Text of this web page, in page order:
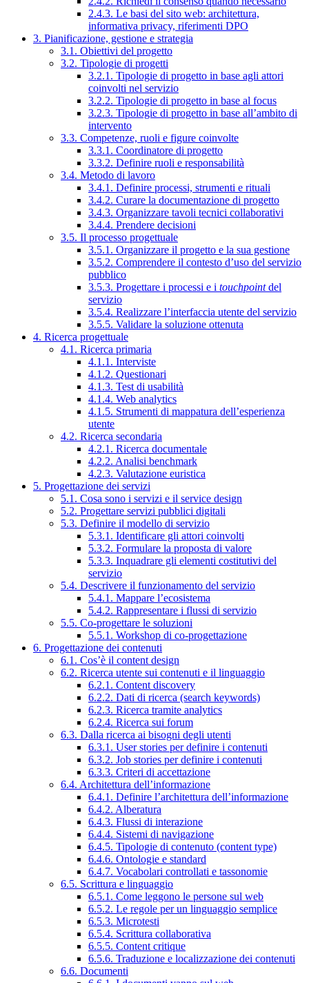
2.4.3. Le basi del sito web: architettura,
informativa privacy, riferimenti DPO
3. Pianificazione, gestione e strategia
3.1. Obiettivi del progetto
3.2. Tipologie di progetti
3.2.1. Tipologie di progetto in base agli attori
coinvolti nel servizio
3.2.2. Tipologie di progetto in base al focus
3.2.3. Tipologie di progetto in base all’ambito di
intervento
3.3. Competenze, ruoli e figure coinvolte
3.3.1. Coordinatore di progetto
3.3.2. Definire ruoli e responsabilità
3.4. Metodo di lavoro
3.4.1. Definire processi, strumenti e rituali
3.4.2. Curare la documentazione di progetto
3.4.3. Organizzare tavoli tecnici collaborativi
3.4.4. Prendere decisioni
3.5. Il processo progettuale
3.5.1. Organizzare il progetto e la sua gestione
3.5.2. Comprendere il contesto d’uso del servizio
pubblico
3.5.3. Progettare i processi e i touchpointdel
servizio
3.5.4. Realizzare l’interfaccia utente del servizio
3.5.5. Validare la soluzione ottenuta
4. Ricerca progettuale
4.1. Ricerca primaria
4.1.1. Interviste
4.1.2. Questionari
4.1.3. Test di usabilità
4.1.4. Web analytics
4.1.5. Strumenti di mappatura dell’esperienza
utente
4.2. Ricerca secondaria
4.2.1. Ricerca documentale
4.2.2. Analisi benchmark
4.2.3. Valutazione euristica
5. Progettazione dei servizi
5.1. Cosa sono i servizi e il service design
5.2. Progettare servizi pubblici digitali
5.3. Definire il modello di servizio
5.3.1. Identificare gli attori coinvolti
5.3.2. Formulare la proposta di valore
5.3.3. Inquadrare gli elementi costitutivi del
servizio
5.4. Descrivere il funzionamento del servizio
5.4.1. Mappare l’ecosistema
5.4.2. Rappresentare i flussi di servizio
5.5. Co-progettare le soluzioni
5.5.1. Workshop di co-progettazione
6. Progettazione dei contenuti
6.1. Cos’è il content design
6.2. Ricerca utente sui contenuti e il linguaggio
6.2.1. Content discovery
6.2.2. Dati di ricerca (search keywords)
6.2.3. Ricerca tramite analytics
6.2.4. Ricerca sui forum
6.3. Dalla ricerca ai bisogni degli utenti
6.3.1. User stories per definire i contenuti
6.3.2. Job stories per definire i contenuti
6.3.3. Criteri di accettazione
6.4. Architettura dell’informazione
6.4.1. Definire l’architettura dell’informazione
6.4.2. Alberatura
6.4.3. Flussi di interazione
6.4.4. Sistemi di navigazione
6.4.5. Tipologie di contenuto (content type)
6.4.6. Ontologie e standard
6.4.7. Vocabolari controllati e tassonomie
6.5. Scrittura e linguaggio
6.5.1. Come leggono le persone sul web
6.5.2. Le regole per un linguaggio semplice
6.5.3. Microtesti
6.5.4. Scrittura collaborativa
6.5.5. Content critique
6.5.6. Traduzione e localizzazione dei contenuti
6.6. Documenti